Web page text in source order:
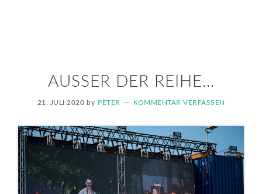
AUSSER DER REIHE…
21. JULI 2020 by PETER KOMMENTAR VERFASSEN